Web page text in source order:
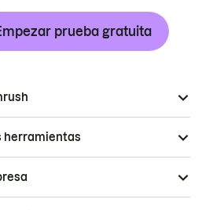
prueba gratuita
herramientas